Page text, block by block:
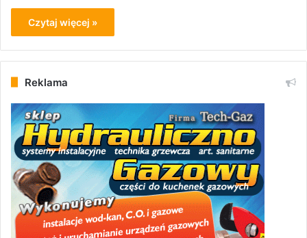
Czytaj więcej »
Reklama